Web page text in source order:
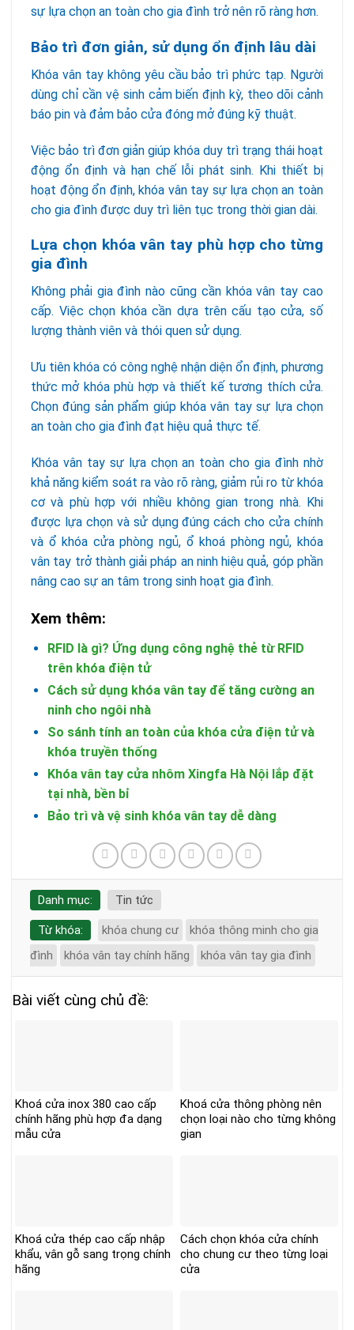
sự lựa chọn an toàn cho gia đình trở nên rõ ràng hơn.
Bảo trì đơn giản, sử dụng ổn định lâu dài
Khóa vân tay không yêu cầu bảo trì phức tạp. Người
dùng chỉ cần vệ sinh cảm biến định kỳ, theo dõi cảnh
báo pin và đảm bảo cửa đóng mở đúng kỹ thuật.
Việc bảo trì đơn giản giúp khóa duy trì trạng thái hoạt
động ổn định và hạn chế lỗi phát sinh. Khi thiết bị
hoạt động ổn định, khóa vân tay sự lựa chọn an toàn
cho gia đình được duy trì liên tục trong thời gian dài.
Lựa chọn khóa vân tay phù hợp cho từng
gia đình
Không phải gia đình nào cũng cần khóa vân tay cao
cấp. Việc chọn khóa cần dựa trên cấu tạo cửa, số
lượng thành viên và thói quen sử dụng.
Ưu tiên khóa có công nghệ nhận diện ổn định, phương
thức mở khóa phù hợp và thiết kế tương thích cửa.
Chọn đúng sản phẩm giúp khóa vân tay sự lựa chọn
an toàn cho gia đình đạt hiệu quả thực tế.
Khóa vân tay sự lựa chọn an toàn cho gia đình nhờ
khả năng kiểm soát ra vào rõ ràng, giảm rủi ro từ khóa
cơ và phù hợp với nhiều không gian trong nhà. Khi
được lựa chọn và sử dụng đúng cách cho cửa chính
và ổ khóa cửa phòng ngủ, ổ khoá phòng ngủ, khóa
vân tay trở thành giải pháp an ninh hiệu quả, góp phần
nâng cao sự an tâm trong sinh hoạt gia đình.
Xem thêm:
RFID là gì? Ứng dụng công nghệ thẻ từ RFID
trên khóa điện tử
Cách sử dụng khóa vân tay để tăng cường an
ninh cho ngôi nhà
So sánh tính an toàn của khóa cửa điện tử và
khóa truyền thống
Khóa vân tay cửa nhôm Xingfa Hà Nội lắp đặt
tại nhà, bền bỉ
Bảo trì và vệ sinh khóa vân tay dễ dàng
Danh mục: Tin tức
Từ khóa: khóa chung cư
khóa thông minh cho gia
đình
khóa vân tay chính hãng khóa vân tay gia đình
Bài viết cùng chủ đề:
Khoá cửa inox 380 cao cấp
chính hãng phù hợp đa dạng
mẫu cửa
Khoá cửa thông phòng nên
chọn loại nào cho từng không
gian
Khoá cửa thép cao cấp nhập
khẩu, vân gỗ sang trọng chính
hãng
Cách chọn khóa cửa chính
cho chung cư theo từng loại
cửa